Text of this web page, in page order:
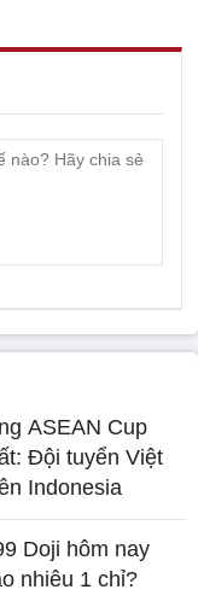
ASEAN Cup
Đội tuyển Việt
Indonesia
Doji hôm nay
nhiêu 1 chỉ?